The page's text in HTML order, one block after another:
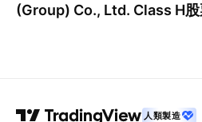
(Group) Co., Ltd. Class H
人類製造